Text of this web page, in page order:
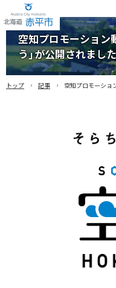
Akabira City Hokkaido
空知プロモーション
う」が公開されました
トップ › 記事 › 空知プロモーショ